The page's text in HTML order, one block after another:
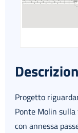
Progetto
Ponte Molin sulla
con annessa